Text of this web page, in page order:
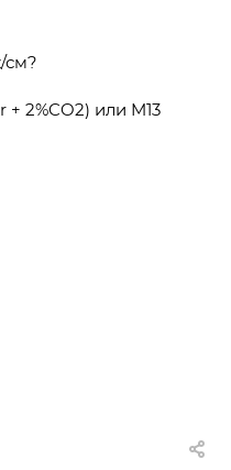
см?
2%CO2) или M13